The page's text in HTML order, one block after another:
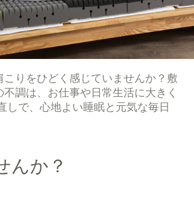
りをひどく感じていませんか？敷
調は、お仕事や日常生活に大きく
しで、心地よい睡眠と元気な毎日
んか？